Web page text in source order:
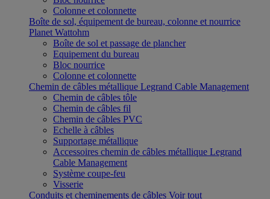
Colonne et colonnette
Boîte de sol, équipement de bureau, colonne et nourrice
Planet Wattohm
Boîte de sol et passage de plancher
Equipement du bureau
Bloc nourrice
Colonne et colonnette
Chemin de câbles métallique Legrand Cable Management
Chemin de câbles tôle
Chemin de câbles fil
Chemin de câbles PVC
Echelle à câbles
Supportage métallique
Accessoires chemin de câbles métallique Legrand
Cable Management
Système coupe-feu
Visserie
Conduits et cheminements de câbles Voir tout